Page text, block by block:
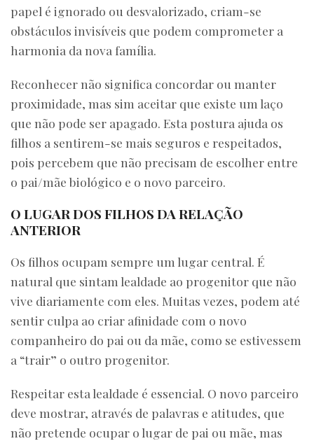
papel é ignorado ou desvalorizado, criam-se
obstáculos invisíveis que podem comprometer a
harmonia da nova família.
Reconhecer não significa concordar ou manter
proximidade, mas sim aceitar que existe um laço
que não pode ser apagado. Esta postura ajuda os
filhos a sentirem-se mais seguros e respeitados,
pois percebem que não precisam de escolher entre
o pai/mãe biológico e o novo parceiro.
O LUGAR DOS FILHOS DA RELAÇÃO
ANTERIOR
Os filhos ocupam sempre um lugar central. É
natural que sintam lealdade ao progenitor que não
vive diariamente com eles. Muitas vezes, podem até
sentir culpa ao criar afinidade com o novo
companheiro do pai ou da mãe, como se estivessem
a “trair” o outro progenitor.
Respeitar esta lealdade é essencial. O novo parceiro
deve mostrar, através de palavras e atitudes, que
não pretende ocupar o lugar de pai ou mãe, mas